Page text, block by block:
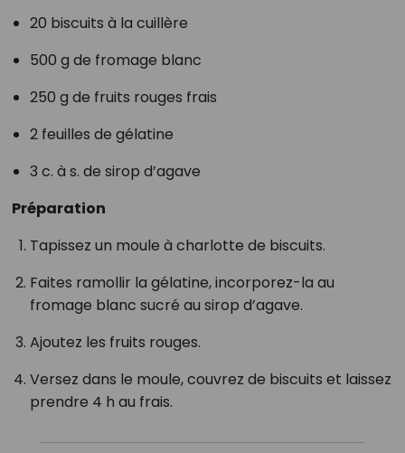
20 biscuits à la cuillère
500 g de fromage blanc
250 g de fruits rouges frais
2 feuilles de gélatine
3 c. à s. de sirop d’agave
Préparation
Tapissez un moule à charlotte de biscuits.
Faites ramollir la gélatine, incorporez-la au
fromage blanc sucré au sirop d’agave.
Ajoutez les fruits rouges.
Versez dans le moule, couvrez de biscuits et laissez
prendre 4 h au frais.